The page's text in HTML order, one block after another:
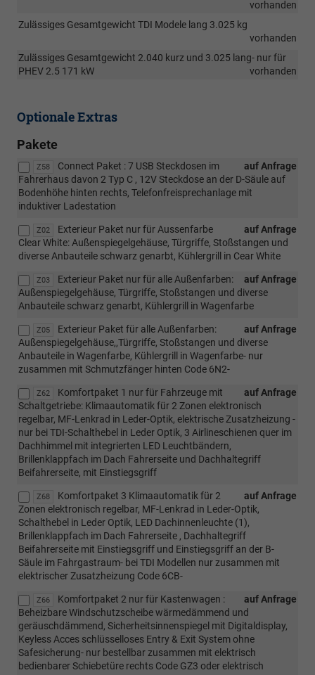
vorhanden
Zulässiges Gesamtgewicht TDI Modele lang 3.025 kg
vorhanden
Zulässiges Gesamtgewicht 2.040 kurz und 3.025 lang- nur für
PHEV 2.5 171 kW
vorhanden
Optionale Extras
Pakete
Z58 auf Anfrage
Connect Paket : 7 USB Steckdosen im
Fahrerhaus davon 2 Typ C , 12V Steckdose an der D-Säule auf
Bodenhöhe hinten rechts, Telefonfreisprechanlage mit
induktiver Ladestation
Z02 auf Anfrage
Exterieur Paket nur für Aussenfarbe
Clear White: Außenspiegelgehäuse, Türgriffe, Stoßstangen und
diverse Anbauteile schwarz genarbt, Kühlergrill in Cear White
Z03 auf Anfrage
Exterieur Paket nur für alle Außenfarben:
Außenspiegelgehäuse, Türgriffe, Stoßstangen und diverse
Anbauteile schwarz genarbt, Kühlergrill in Wagenfarbe
Z05 auf Anfrage
Exterieur Paket für alle Außenfarben:
Außenspiegelgehäuse,,Türgriffe, Stoßstangen und diverse
Anbauteile in Wagenfarbe, Kühlergrill in Wagenfarbe- nur
zusammen mit Schmutzfänger hinten Code 6N2-
Z62 auf Anfrage
Komfortpaket 1 nur für Fahrzeuge mit
Schaltgetriebe: Klimaautomatik für 2 Zonen elektronisch
regelbar, MF-Lenkrad in Leder-Optik, elektrische Zusatzheizung -
nur bei TDI-Schalthebel in Leder Optik, 3 Airlineschienen quer im
Dachhimmel mit integrierten LED Leuchtbändern,
Brillenklappfach im Dach Fahrerseite und Dachhaltegriff
Beifahrerseite, mit Einstiegsgriff
Z68 auf Anfrage
Komfortpaket 3 Klimaautomatik für 2
Zonen elektronisch regelbar, MF-Lenkrad in Leder-Optik,
Schalthebel in Leder Optik, LED Dachinnenleuchte (1),
Brillenklappfach im Dach Fahrerseite , Dachhaltegriff
Beifahrerseite mit Einstiegsgriff und Einstiegsgriff an der B-
Säule im Fahrgastraum- bei TDI Modellen nur zusammen mit
elektrischer Zusatzheizung Code 6CB-
Z66 auf Anfrage
Komfortpaket 2 nur für Kastenwagen :
Beheizbare Windschutzscheibe wärmedämmend und
geräuschdämmend, Sicherheitsinnenspiegel mit Digitaldisplay,
Keyless Acces schlüsselloses Entry & Exit System ohne
Safesicherung- nur bestellbar zusammen mit elektrisch
bedienbarer Schiebetüre rechts Code GZ3 oder elektrisch